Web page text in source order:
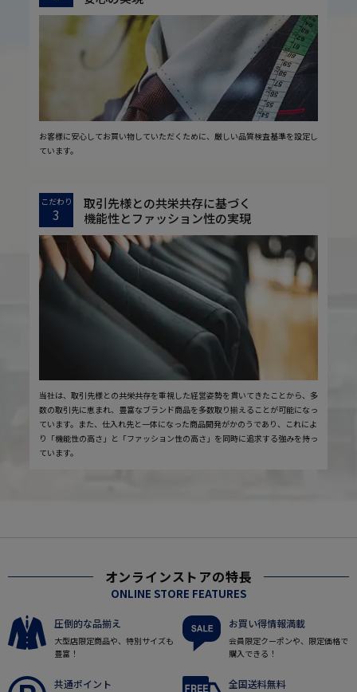
お客様に安心してお買い物していただくために、厳しい品質検査基準を設定し
ています。
こだわり
3
取引先様との共栄共存に基づく
機能性とファッション性の実現
当社は、取引先様との共栄共存を重視した経営姿勢を貫いてきたことから、多
数の取引先に恵まれ、豊富なブランド商品を多数取り揃えることが可能になっ
ています。また、仕入れ先と一体になった商品開発がかのうであり、これによ
り「機能性の高さ」と「ファッション性の高さ」を同時に追求する強みを持っ
ています。
オンラインストアの特長
ONLINE STORE FEATURES
圧倒的な品揃え
大型店限定商品や、特別サイズも
豊富！
お買い得情報満載
会員限定クーポンや、限定価格で
購入できる！
共通ポイント 全国送料無料